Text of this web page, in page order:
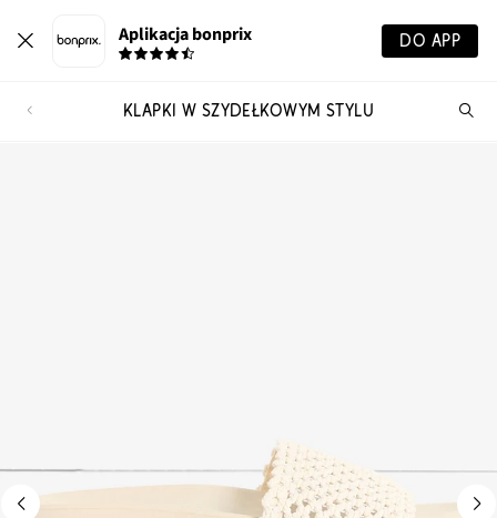
Aplikacja bonprix DO APP
KLAPKI W SZYDEŁKOWYM STYLU